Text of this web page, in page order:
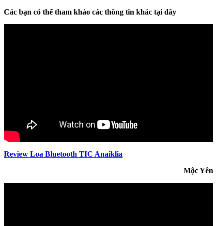
Các bạn có thể tham khảo các thông tin khác tại đây
Review Loa Bluetooth TIC Anaiklia
Mộc Yên